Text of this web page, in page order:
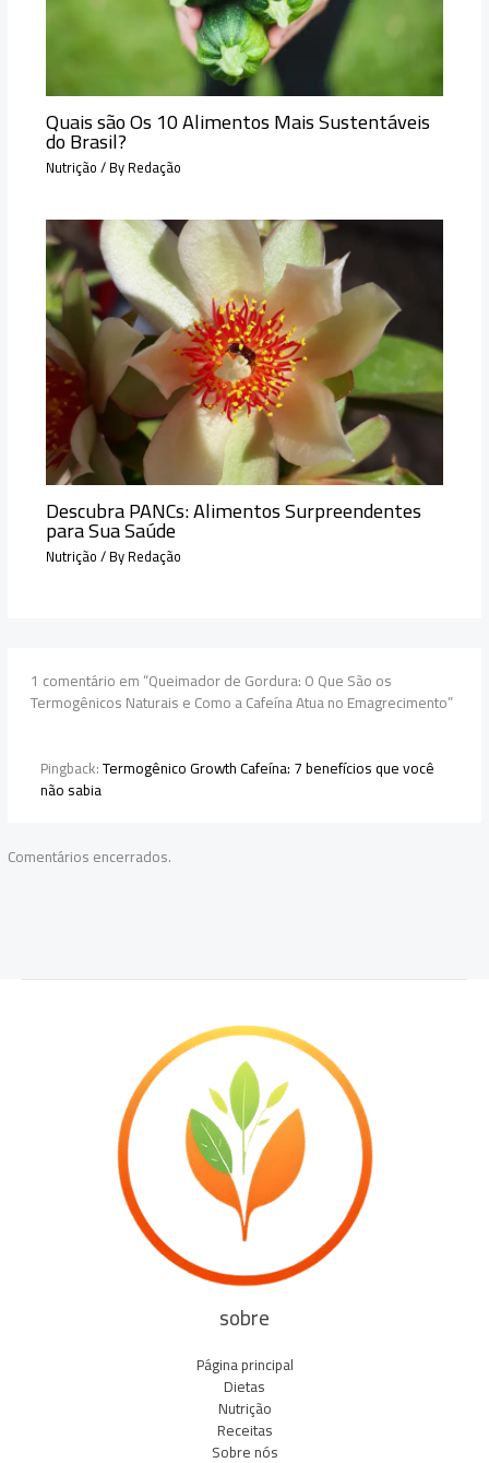
Quais são Os 10 Alimentos Mais Sustentáveis
do Brasil?
Nutrição/ ByRedação
Descubra PANCs: Alimentos Surpreendentes
para Sua Saúde
Nutrição/ ByRedação
1 comentário em “Queimador de Gordura: O Que São os
Termogênicos Naturais e Como a Cafeína Atua no Emagrecimento”
Pingback:Termogênico Growth Cafeína: 7 benefícios que você
não sabia
Comentários encerrados.
sobre
Página principal
Dietas
Nutrição
Receitas
Sobre nós